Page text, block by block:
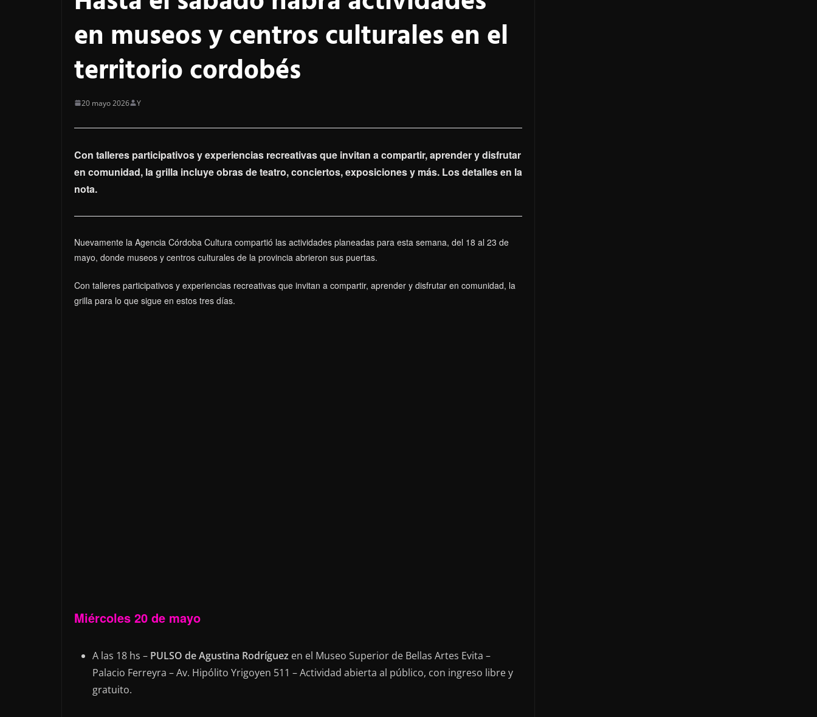
en museos y centros culturales en el
territorio cordobés
20 mayo 2026 Y
Con talleres participativos y experiencias recreativas que invitan a compartir, aprender y disfrutar
en comunidad, la grilla incluye obras de teatro, conciertos, exposiciones y más. Los detalles en la
nota.
Nuevamente la Agencia Córdoba Cultura compartió las actividades planeadas para esta semana, del 18 al 23 de
mayo, donde museos y centros culturales de la provincia abrieron sus puertas.
Con talleres participativos y experiencias recreativas que invitan a compartir, aprender y disfrutar en comunidad, la
grilla para lo que sigue en estos tres días.
Miércoles 20 de mayo
A las 18 hs – PULSO de Agustina Rodríguez en el Museo Superior de Bellas Artes Evita –
Palacio Ferreyra – Av. Hipólito Yrigoyen 511 – Actividad abierta al público, con ingreso libre y
gratuito.